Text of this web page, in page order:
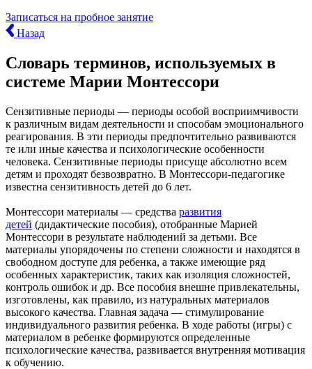
Записаться на пробное занятие
Назад
Словарь терминов, используемых в
системе Марии Монтессори
Сензитивные периоды — периоды особой восприимчивости
к различным видам деятельности и способам эмоционального
реагирования. В эти периоды предпочтительно развиваются
те или иные качества и психологические особенности
человека. Сензитивные периоды присуще абсолютно всем
детям и проходят безвозвратно. В Монтессори-педагогике
известна сензитивность детей до 6 лет.
Монтессори материалы — средства развития
детей (дидактические пособия), отобранные Марией
Монтессори в результате наблюдений за детьми. Все
материалы упорядочены по степени сложности и находятся в
свободном доступе для ребенка, а также имеющие ряд
особенных характеристик, таких как изоляция сложностей,
контроль ошибок и др. Все пособия внешне привлекательны,
изготовлены, как правило, из натуральных материалов
высокого качества. Главная задача — стимулирование
индивидуального развития ребенка. В ходе работы (игры) с
материалом в ребенке формируются определенные
психологические качества, развивается внутренняя мотивация
к обучению.